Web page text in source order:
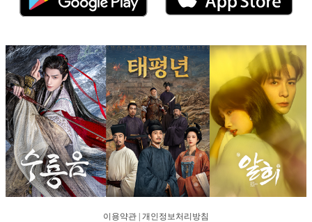
이용약관 개인정보처리방침